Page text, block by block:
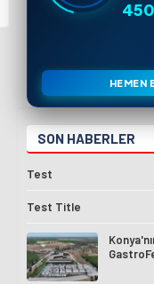
450
HEMEN
SON HABERLER
Test
Test Title